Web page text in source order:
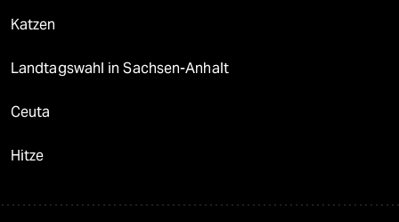
Katzen
Landtagswahl in Sachsen-Anhalt
Ceuta
Hitze